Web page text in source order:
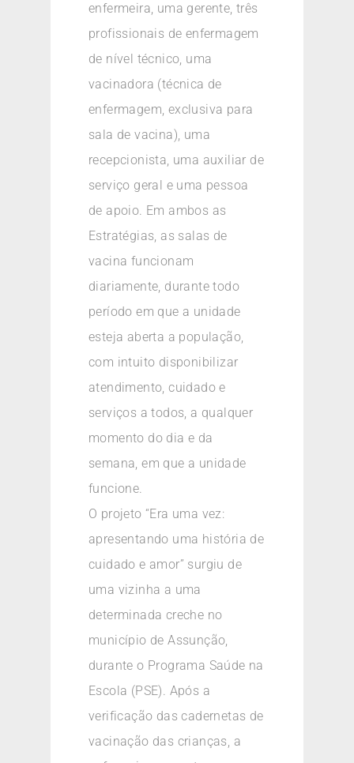
enfermeira, uma gerente, três
profissionais de enfermagem
de nível técnico, uma
vacinadora (técnica de
enfermagem, exclusiva para
sala de vacina), uma
recepcionista, uma auxiliar de
serviço geral e uma pessoa
de apoio. Em ambos as
Estratégias, as salas de
vacina funcionam
diariamente, durante todo
período em que a unidade
esteja aberta a população,
com intuito disponibilizar
atendimento, cuidado e
serviços a todos, a qualquer
momento do dia e da
semana, em que a unidade
funcione.
O projeto “Era uma vez:
apresentando uma história de
cuidado e amor” surgiu de
uma vizinha a uma
determinada creche no
município de Assunção,
durante o Programa Saúde na
Escola (PSE). Após a
verificação das cadernetas de
vacinação das crianças, a